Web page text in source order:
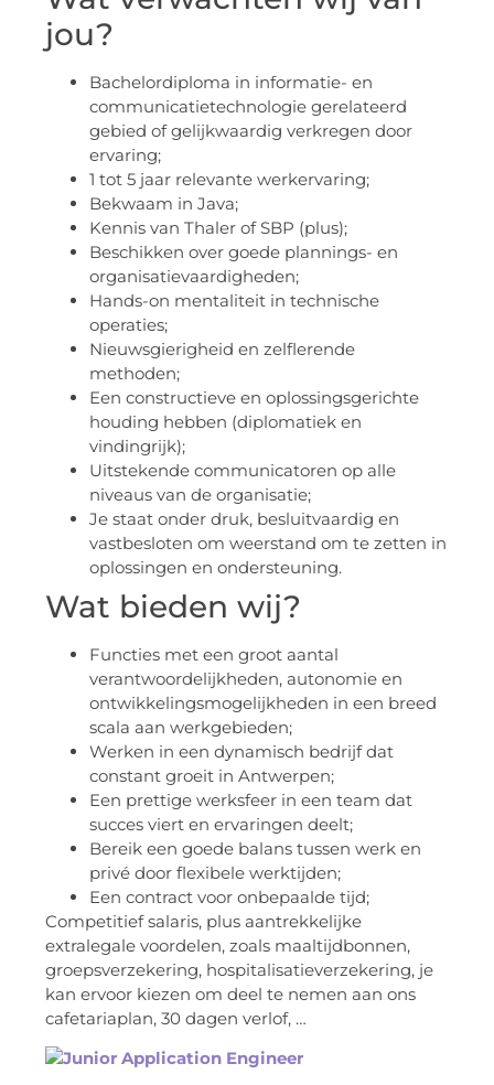
jou?
Bachelordiploma in informatie- en
communicatietechnologie gerelateerd
gebied of gelijkwaardig verkregen door
ervaring;
1 tot 5 jaar relevante werkervaring;
Bekwaam in Java;
Kennis van Thaler of SBP (plus);
Beschikken over goede plannings- en
organisatievaardigheden;
Hands-on mentaliteit in technische
operaties;
Nieuwsgierigheid en zelflerende
methoden;
Een constructieve en oplossingsgerichte
houding hebben (diplomatiek en
vindingrijk);
Uitstekende communicatoren op alle
niveaus van de organisatie;
Je staat onder druk, besluitvaardig en
vastbesloten om weerstand om te zetten in
oplossingen en ondersteuning.
Wat bieden wij?
Functies met een groot aantal
verantwoordelijkheden, autonomie en
ontwikkelingsmogelijkheden in een breed
scala aan werkgebieden;
Werken in een dynamisch bedrijf dat
constant groeit in Antwerpen;
Een prettige werksfeer in een team dat
succes viert en ervaringen deelt;
Bereik een goede balans tussen werk en
privé door flexibele werktijden;
Een contract voor onbepaalde tijd;
Competitief salaris, plus aantrekkelijke
extralegale voordelen, zoals maaltijdbonnen,
groepsverzekering, hospitalisatieverzekering, je
kan ervoor kiezen om deel te nemen aan ons
cafetariaplan, 30 dagen verlof, …